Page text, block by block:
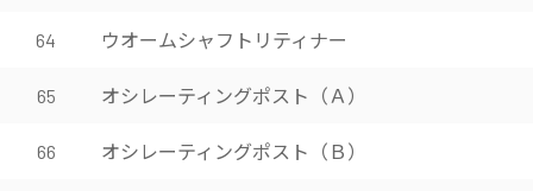
64 ウオームシャフトリティナー
65 オシレーティングポスト（Ａ）
66 オシレーティングポスト（Ｂ）